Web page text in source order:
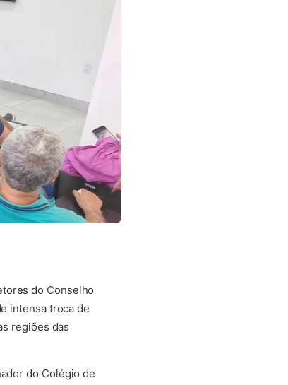
do Conselho
intensa troca de
regiões das
do Colégio de